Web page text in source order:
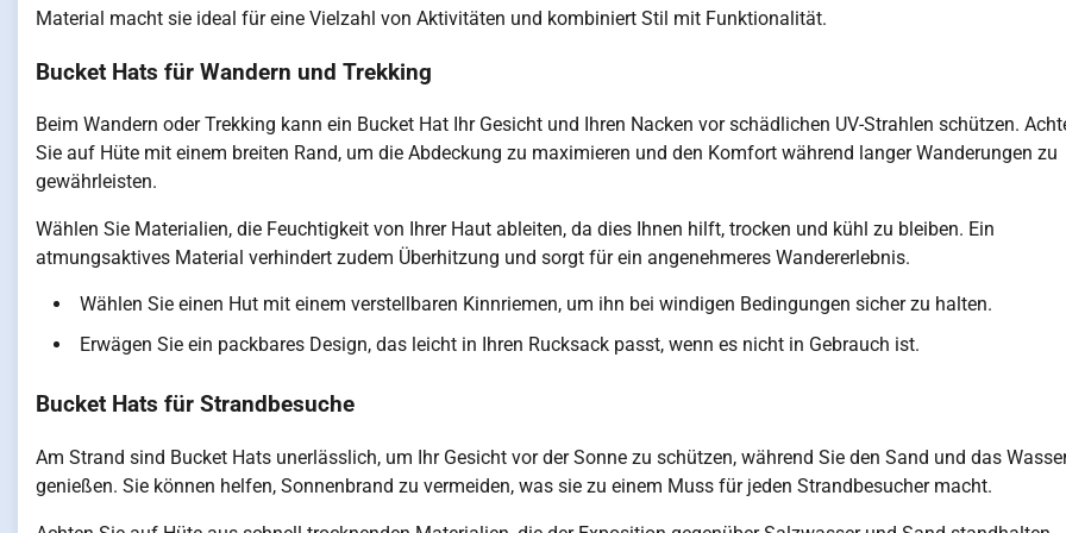
Material macht sie ideal für eine Vielzahl von Aktivitäten und kombiniert Stil mit Funktionalität.
Bucket Hats für Wandern und Trekking
Beim Wandern oder Trekking kann ein Bucket Hat Ihr Gesicht und Ihren Nacken vor schädlichen UV-Strahlen schützen.
Sie auf Hüte mit einem breiten Rand, um die Abdeckung zu maximieren und den Komfort während langer Wanderungen zu
gewährleisten.
Wählen Sie Materialien, die Feuchtigkeit von Ihrer Haut ableiten, da dies Ihnen hilft, trocken und kühl zu bleiben. Ein
atmungsaktives Material verhindert zudem Überhitzung und sorgt für ein angenehmeres Wandererlebnis.
Wählen Sie einen Hut mit einem verstellbaren Kinnriemen, um ihn bei windigen Bedingungen sicher zu halten.
Erwägen Sie ein packbares Design, das leicht in Ihren Rucksack passt, wenn es nicht in Gebrauch ist.
Bucket Hats für Strandbesuche
Am Strand sind Bucket Hats unerlässlich, um Ihr Gesicht vor der Sonne zu schützen, während Sie den Sand und das
genießen. Sie können helfen, Sonnenbrand zu vermeiden, was sie zu einem Muss für jeden Strandbesucher macht.